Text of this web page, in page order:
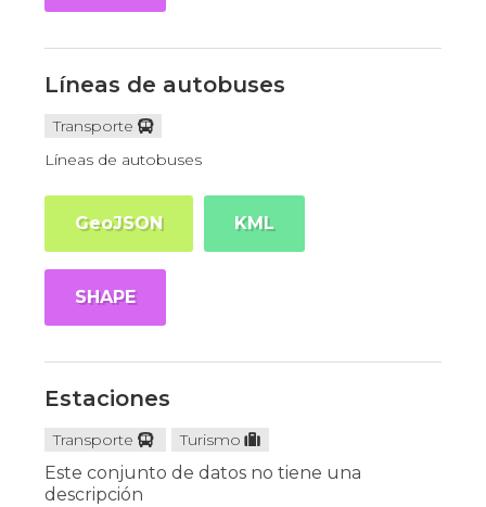
Líneas de autobuses
Transporte
Líneas de autobuses
GeoJSON KML
SHAPE
Estaciones
Transporte Turismo
Este conjunto de datos no tiene una
descripción